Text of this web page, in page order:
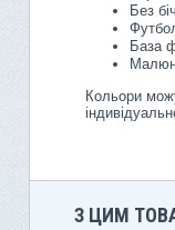
Без
База
Кольори
З ЦИМ